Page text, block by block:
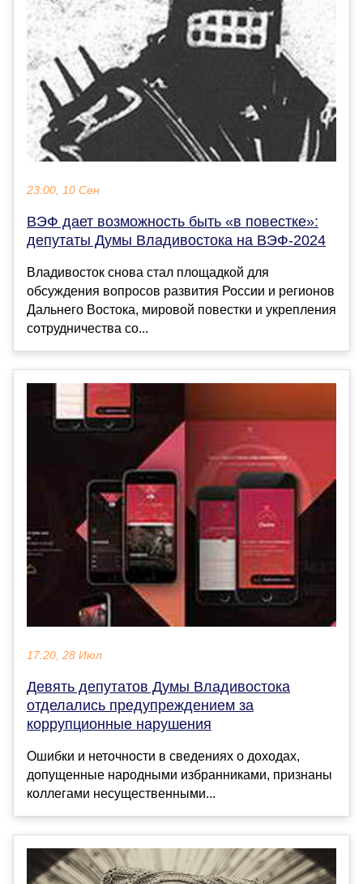
23:00, 10 Сен
ВЭФ дает возможность быть «в повестке»:
депутаты Думы Владивостока на ВЭФ-2024
Владивосток снова стал площадкой для
обсуждения вопросов развития России и регионов
Дальнего Востока, мировой повестки и укрепления
сотрудничества со...
17:20, 28 Июл
Девять депутатов Думы Владивостока
отделались предупреждением за
коррупционные нарушения
Ошибки и неточности в сведениях о доходах,
допущенные народными избранниками, признаны
коллегами несущественными...